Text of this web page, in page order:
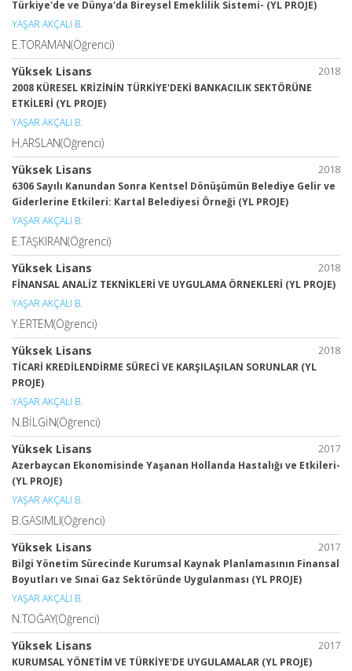
Türkiye'de ve Dünya'da Bireysel Emeklilik Sistemi- (YL PROJE)
YAŞAR AKÇALI B.
E.TORAMAN(Öğrenci)
2018
Yüksek Lisans
2008 KÜRESEL KRİZİNİN TÜRKİYE'DEKİ BANKACILIK SEKTÖRÜNE
ETKİLERİ (YL PROJE)
YAŞAR AKÇALI B.
H.ARSLAN(Öğrenci)
2018
Yüksek Lisans
6306 Sayılı Kanundan Sonra Kentsel Dönüşümün Belediye Gelir ve
Giderlerine Etkileri: Kartal Belediyesi Örneği (YL PROJE)
YAŞAR AKÇALI B.
E.TAŞKIRAN(Öğrenci)
2018
Yüksek Lisans
FİNANSAL ANALİZ TEKNİKLERİ VE UYGULAMA ÖRNEKLERİ (YL PROJE)
YAŞAR AKÇALI B.
Y.ERTEM(Öğrenci)
2018
Yüksek Lisans
TİCARİ KREDİLENDİRME SÜRECİ VE KARŞILAŞILAN SORUNLAR (YL
PROJE)
YAŞAR AKÇALI B.
N.BİLGİN(Öğrenci)
2017
Yüksek Lisans
Azerbaycan Ekonomisinde Yaşanan Hollanda Hastalığı ve Etkileri-
(YL PROJE)
YAŞAR AKÇALI B.
B.GASIMLI(Öğrenci)
2017
Yüksek Lisans
Bilgi Yönetim Sürecinde Kurumsal Kaynak Planlamasının Finansal
Boyutları ve Sınai Gaz Sektöründe Uygulanması (YL PROJE)
YAŞAR AKÇALI B.
N.TOĞAY(Öğrenci)
2017
Yüksek Lisans
KURUMSAL YÖNETİM VE TÜRKİYE'DE UYGULAMALAR (YL PROJE)